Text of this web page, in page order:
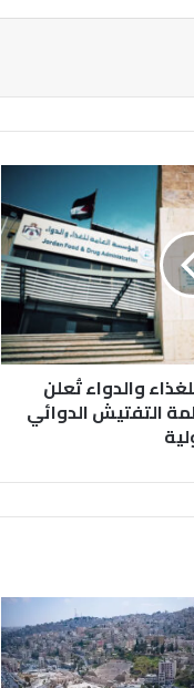
والدواء تُعلن
التفتيش الدوائي